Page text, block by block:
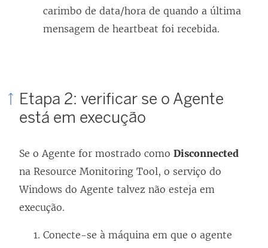
carimbo de data/hora de quando a última
mensagem de heartbeat foi recebida.
Etapa 2: verificar se o Agente
está em execução
Se o Agente for mostrado como Disconnected
na Resource Monitoring Tool, o serviço do
Windows do Agente talvez não esteja em
execução.
Conecte-se à máquina em que o agente